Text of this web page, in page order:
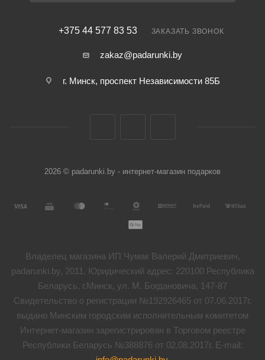
+375 44 577 83 53 ЗАКАЗАТЬ ЗВОНОК
zakaz@padarunki.by
г. Минск, проспект Независимости 85Б
2026 © padarunki.by - интернет-магазин подарков
Владелец магазина ИП Чумак Валерий Дмитриевич,
padarunki.by, 2011. Юридический адрес: 220100 Республика
Беларусь, г.Минск, ул. М. Богдановича, 147-87
Свидетельство о регистрации №192926465 от 07.06.2017г.
выдано Минским городским исполнительным комитетом
Интернет-магазин зарегистрирован в Торговом реестре
Республики Беларусь №388876 от 02.08.2017г. E-mail: